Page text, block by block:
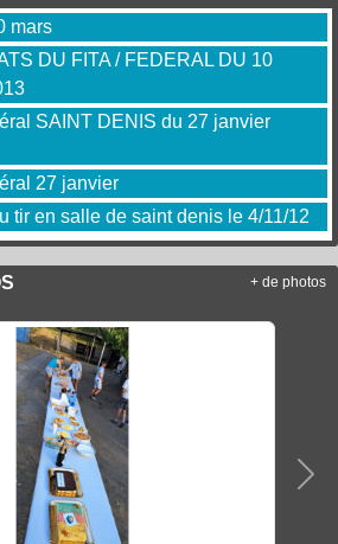
mars
DU FITA / FEDERAL DU 10
SAINT DENIS du 27 janvier
27 janvier
tir en salle de saint denis le 4/11/12
+ de photos